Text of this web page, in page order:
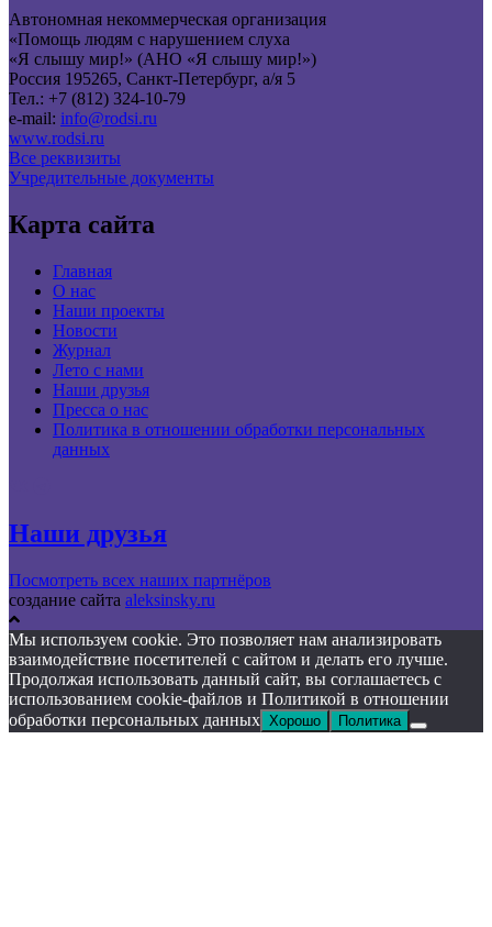
Автономная некоммерческая организация
«Помощь людям с нарушением слуха
«Я слышу мир!» (АНО «Я слышу мир!»)
Россия 195265, Санкт-Петербург, а/я 5
Тел.: +7 (812) 324-10-79
e-mail: info@rodsi.ru
www.rodsi.ru
Все реквизиты
Учредительные документы
Карта сайта
Главная
О нас
Наши проекты
Новости
Журнал
Лето с нами
Наши друзья
Пресса о нас
Политика в отношении обработки персональных
данных
Наши друзья
Посмотреть всех наших партнёров
создание сайта aleksinsky.ru
Мы используем cookie. Это позволяет нам анализировать
взаимодействие посетителей с сайтом и делать его лучше.
Продолжая использовать данный сайт, вы соглашаетесь с
использованием cookie-файлов и Политикой в отношении
обработки персональных данных Хорошо Политика